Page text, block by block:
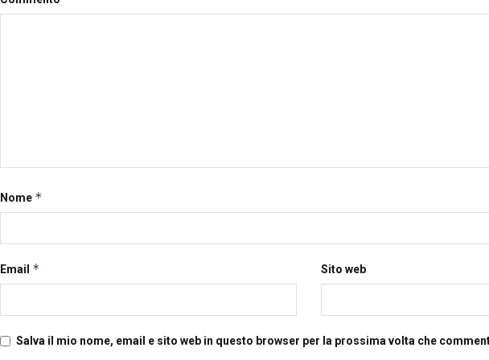
Nome *
Email * Sito web
Salva il mio nome, email e sito web in questo browser per la prossima volta che